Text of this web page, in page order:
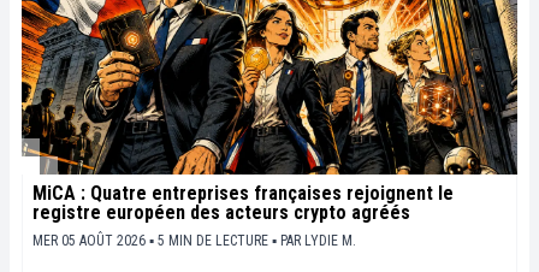
MiCA : Quatre entreprises françaises rejoignent le
registre européen des acteurs crypto agréés
MER 05 AOÛT 2026 ▪ 5 MIN DE LECTURE ▪ PAR LYDIE M.